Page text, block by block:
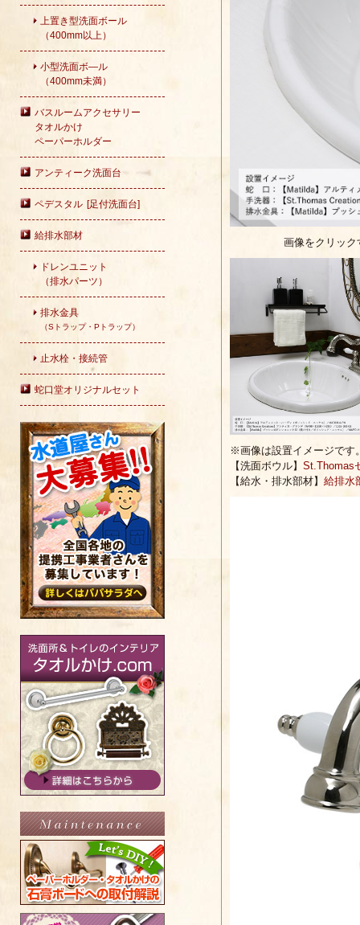
上置き型洗面ボール
（400mm以上）
小型洗面ボ―ル
（400mm未満）
バスルームアクセサリー
タオルかけ
ペーパーホルダー
アンティーク洗面台
ペデスタル [足付洗面台]
給排水部材
ドレンユニット
（排水パーツ）
排水金具
（Sトラップ・Pトラップ）
止水栓・接続管
蛇口堂オリジナルセット
画像をクリッ
※画像は設置イメージです
【洗面ボウル】 St.Thomas
【給水・排水部材】 給排水